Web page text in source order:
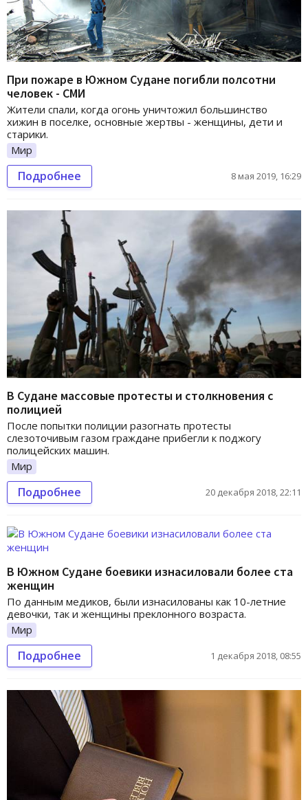
При пожаре в Южном Судане погибли полсотни
человек - СМИ
Жители спали, когда огонь уничтожил большинство
хижин в поселке, основные жертвы - женщины, дети и
старики.
Мир
Подробнее 8 мая 2019, 16:29
В Судане массовые протесты и столкновения с
полицией
После попытки полиции разогнать протесты
слезоточивым газом граждане прибегли к поджогу
полицейских машин.
Мир
Подробнее 20 декабря 2018, 22:11
В Южном Судане боевики изнасиловали более ста
женщин
По данным медиков, были изнасилованы как 10-летние
девочки, так и женщины преклонного возраста.
Мир
Подробнее 1 декабря 2018, 08:55